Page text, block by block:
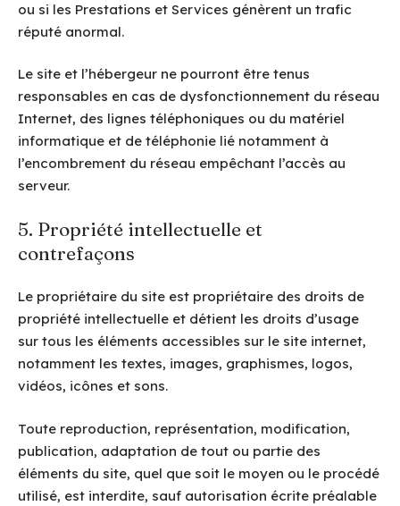
ou si les Prestations et Services génèrent un trafic
réputé anormal.
Le site et l’hébergeur ne pourront être tenus
responsables en cas de dysfonctionnement du réseau
Internet, des lignes téléphoniques ou du matériel
informatique et de téléphonie lié notamment à
l’encombrement du réseau empêchant l’accès au
serveur.
5. Propriété intellectuelle et
contrefaçons
Le propriétaire du site est propriétaire des droits de
propriété intellectuelle et détient les droits d’usage
sur tous les éléments accessibles sur le site internet,
notamment les textes, images, graphismes, logos,
vidéos, icônes et sons.
Toute reproduction, représentation, modification,
publication, adaptation de tout ou partie des
éléments du site, quel que soit le moyen ou le procédé
utilisé, est interdite, sauf autorisation écrite préalable